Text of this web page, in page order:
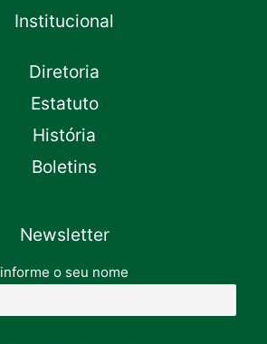
Institucional
Diretoria
Estatuto
História
Boletins
Newsletter
informe o seu nome